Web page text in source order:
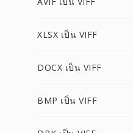
XLSX เป็น VIFF
DOCX เป็น VIFF
BMP เป็น VIFF